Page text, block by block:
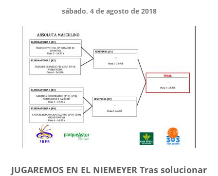
sábado, 4 de agosto de 2018
JUGAREMOS EN EL NIEMEYER Tras solucionar